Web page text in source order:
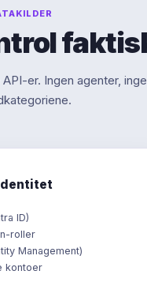
er. Ingen agenter,
ID)
roller
Management)
kontoer